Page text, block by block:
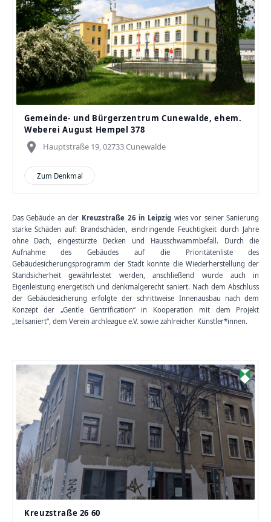
Gemeinde- und Bürgerzentrum Cunewalde, ehem.
Weberei August Hempel 378
place Hauptstraße 19, 02733 Cunewalde
Zum Denkmal
Das Gebäude an der Kreuzstraße 26 in Leipzigwies vor seiner Sanierung
starke Schäden auf: Brandschäden, eindringende Feuchtigkeit durch Jahre
ohne Dach, eingestürzte Decken und Hausschwammbefall. Durch die
Aufnahme des Gebäudes auf die Prioritätenliste des
Gebäudesicherungsprogramm der Stadt konnte die Wiederherstellung der
Standsicherheit gewährleistet werden, anschließend wurde auch in
Eigenleistung energetisch und denkmalgerecht saniert. Nach dem Abschluss
der Gebäudesicherung erfolgte der schrittweise Innenausbau nach dem
Konzept der „Gentle Gentrification“ in Kooperation mit dem Projekt
„teilsaniert“, dem Verein archleague e.V. sowie zahlreicher Künstler*innen.
Kreuzstraße 26 60